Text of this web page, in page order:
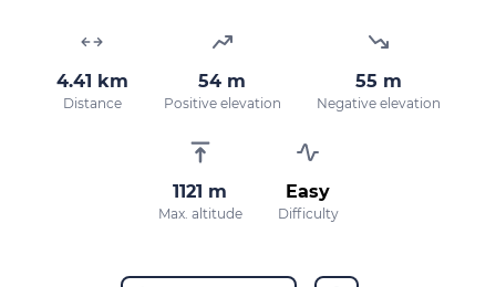
4.41 km
Distance
54 m
Positive elevation
55 m
Negative elevation
1121 m
Max. altitude
Easy
Difficulty